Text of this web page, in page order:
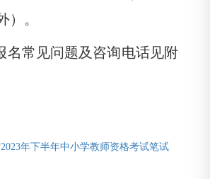
）。
名常见问题及咨询电话见附
年下半年中小学教师资格考试笔试